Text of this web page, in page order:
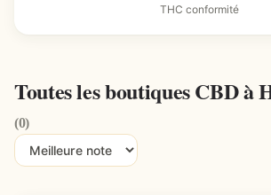
THC conformité
Toutes les boutiques CBD à
(0)